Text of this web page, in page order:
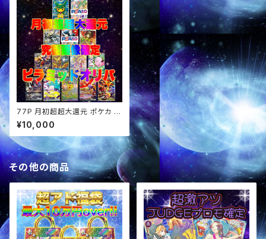
77P 月初超超大還元 ポケカ 究
極画像確定 ピラミッドオリパ
¥10,000
その他の商品